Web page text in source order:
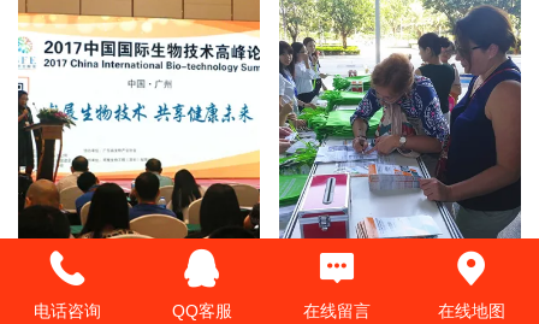
电话咨询 QQ客服 在线留言 在线地图